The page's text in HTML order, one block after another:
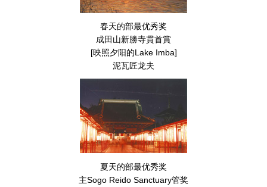
春天的部最优秀奖
成田山新勝寺貫首賞
[映照夕阳的Lake Imba]
泥瓦匠龙夫
夏天的部最优秀奖
主Sogo Reido Sanctuary管奖